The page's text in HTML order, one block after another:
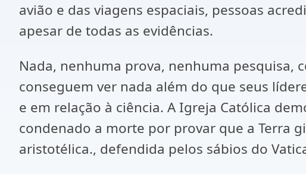
avião e das viagens espaciais, pessoas
apesar de todas as evidências.
Nada, nenhuma prova, nenhuma pesquisa,
conseguem ver nada além do que seus
e em relação à ciência. A Igreja Católica
condenado a morte por provar que a Terra
aristotélica., defendida pelos sábios do